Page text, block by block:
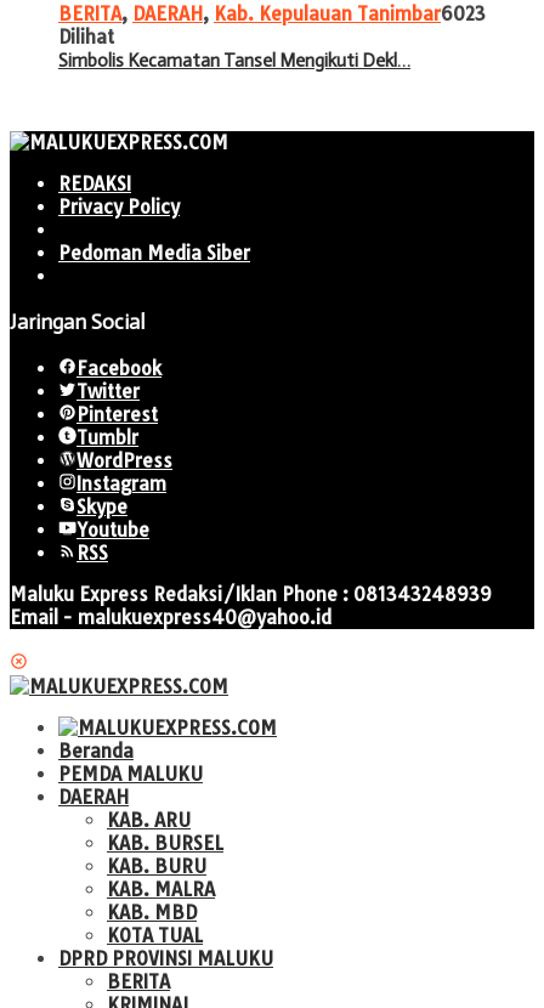
BERITA, DAERAH, Kab. Kepulauan Tanimbar6023
Dilihat
Simbolis Kecamatan Tansel Mengikuti Dekl…
REDAKSI
Privacy Policy
Pedoman Media Siber
Jaringan Social
Facebook
Twitter
Pinterest
Tumblr
WordPress
Instagram
Skype
Youtube
RSS
Maluku Express Redaksi/Iklan Phone : 081343248939
Email - malukuexpress40@yahoo.id
Beranda
PEMDA MALUKU
DAERAH
KAB. ARU
KAB. BURSEL
KAB. BURU
KAB. MALRA
KAB. MBD
KOTA TUAL
DPRD PROVINSI MALUKU
BERITA